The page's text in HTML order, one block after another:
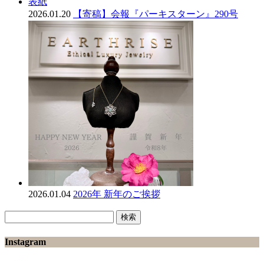
2026.01.20 【寄稿】会報『パーキスターン』290号
2026.01.04 2026年 新年のご挨拶
Instagram